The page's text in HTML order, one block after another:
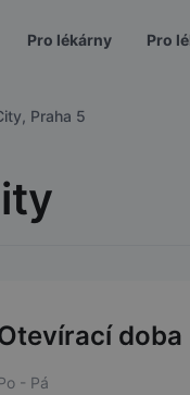
Pro lékárny Pro
Praha 5
doba
- Pá